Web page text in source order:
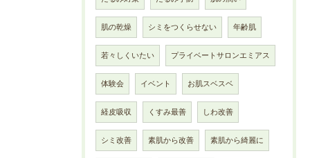
肌の乾燥 シミをつくらせない 年齢肌
若々しくいたい プライベートサロンエミアス
体験会 イベント お肌スベスベ
経皮吸収 くすみ最善 しわ改善
シミ改善 素肌から改善 素肌から綺麗に